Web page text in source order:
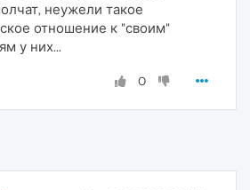
неужели такое
отношение к "своим"
у них...
0